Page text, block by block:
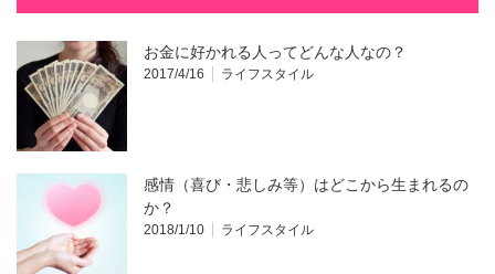
お金に好かれる人ってどんな人なの？
2017/4/16 ライフスタイル
感情（喜び・悲しみ等）はどこから生まれるの
か？
2018/1/10 ライフスタイル